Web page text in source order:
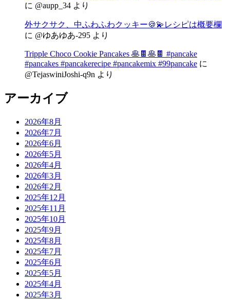
に @aupp_34 より
外サクサク、中ふわふわクッキー🍪💫レシピは概要欄
に @ゆあゆあ-295 より
Tripple Choco Cookie Pancakes 🥞🍫🥞🍫 #pancake
#pancakes #pancakerecipe #pancakemix #99pancake に
@TejaswiniJoshi-q9n より
アーカイブ
2026年8月
2026年7月
2026年6月
2026年5月
2026年4月
2026年3月
2026年2月
2025年12月
2025年11月
2025年10月
2025年9月
2025年8月
2025年7月
2025年6月
2025年5月
2025年4月
2025年3月